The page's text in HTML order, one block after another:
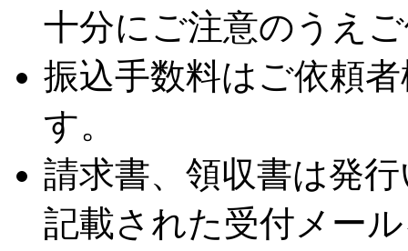
十分にご注意のうえ
振込手数料はご依頼
す。
請求書、領収書は発
記載された受付メー